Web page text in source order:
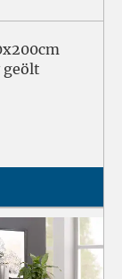
geölt